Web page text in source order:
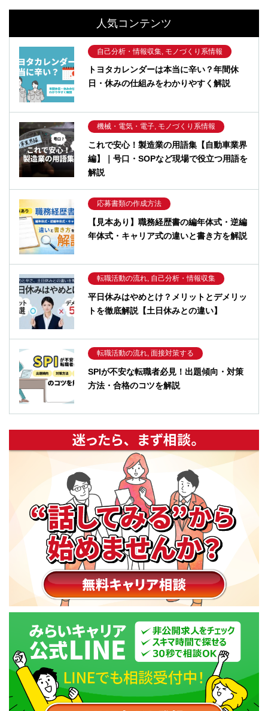
人気コンテンツ
自己分析・情報収集, モノづくり系情報
トヨタカレンダーは本当に辛い？年間休
日・休みの仕組みをわかりやすく解説
機械・電気・電子, モノづくり系情報
これで安心！製造業の用語集【自動車業界
編】｜号口・SOPなど現場で役立つ用語を
解説
応募書類の作成方法
【見本あり】職務経歴書の編年体式・逆編
年体式・キャリア式の違いと書き方を解説
転職活動の流れ, 自己分析・情報収集
平日休みはやめとけ？メリットとデメリッ
トを徹底解説【土日休みとの違い】
転職活動の流れ, 面接対策する
SPIが不安な転職者必見！出題傾向・対策
方法・合格のコツを解説